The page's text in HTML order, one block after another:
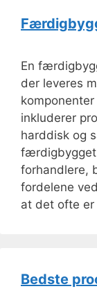
En
der leveres
inkluderer
harddisk og
forhandlere,
fordelene
at det ofte
Bedste